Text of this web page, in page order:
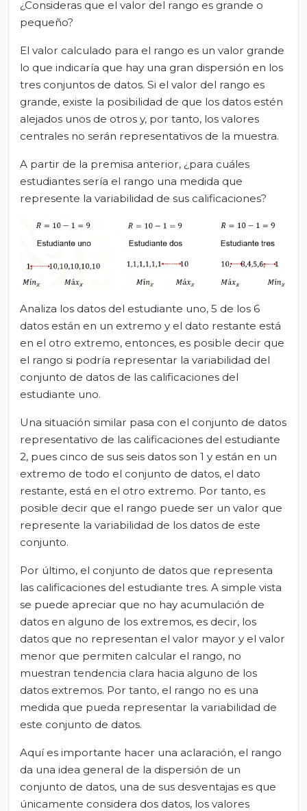
¿Consideras que el valor del rango es grande o
pequeño?
El valor calculado para el rango es un valor grande
lo que indicaría que hay una gran dispersión en los
tres conjuntos de datos. Si el valor del rango es
grande, existe la posibilidad de que los datos estén
alejados unos de otros y, por tanto, los valores
centrales no serán representativos de la muestra.
A partir de la premisa anterior, ¿para cuáles
estudiantes sería el rango una medida que
represente la variabilidad de sus calificaciones?
Analiza los datos del estudiante uno, 5 de los 6
datos están en un extremo y el dato restante está
en el otro extremo, entonces, es posible decir que
el rango si podría representar la variabilidad del
conjunto de datos de las calificaciones del
estudiante uno.
Una situación similar pasa con el conjunto de datos
representativo de las calificaciones del estudiante
2, pues cinco de sus seis datos son 1 y están en un
extremo de todo el conjunto de datos, el dato
restante, está en el otro extremo. Por tanto, es
posible decir que el rango puede ser un valor que
represente la variabilidad de los datos de este
conjunto.
Por último, el conjunto de datos que representa
las calificaciones del estudiante tres. A simple vista
se puede apreciar que no hay acumulación de
datos en alguno de los extremos, es decir, los
datos que no representan el valor mayor y el valor
menor que permiten calcular el rango, no
muestran tendencia clara hacia alguno de los
datos extremos. Por tanto, el rango no es una
medida que pueda representar la variabilidad de
este conjunto de datos.
Aquí es importante hacer una aclaración, el rango
da una idea general de la dispersión de un
conjunto de datos, una de sus desventajas es que
únicamente considera dos datos, los valores